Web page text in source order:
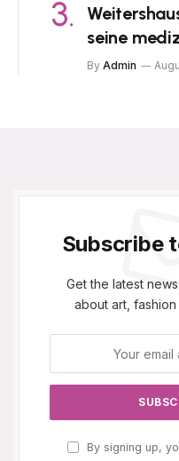
seine
By Admin
Subscribe
Get the latest
about art,
By signing up,